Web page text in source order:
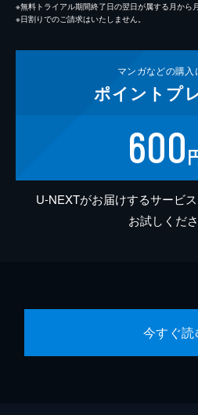
※無料トライアル期間終了日の翌日が属する月から
※日割りでのご請求はいたしません。
マンガなどの購入
ポイント プ
600
U-NEXTがお届けするサービ
お試しくださ
今すぐ読